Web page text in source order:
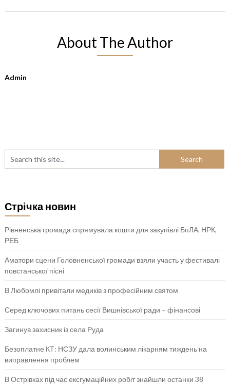
About The Author
Admin
Стрічка новин
Рівненська громада спрямувала кошти для закупівлі БпЛА, НРК,
РЕБ
Аматори сцени Головненської громади взяли участь у фестивалі
повстанської пісні
В Любомлі привітали медиків з професійним святом
Серед ключових питань сесії Вишнівської ради – фінансові
Загинув захисник із села Руда
Безоплатне КТ: НСЗУ дала волинським лікарням тиждень на
виправлення проблем
В Острівках під час ексгумаційних робіт знайшли останки 38